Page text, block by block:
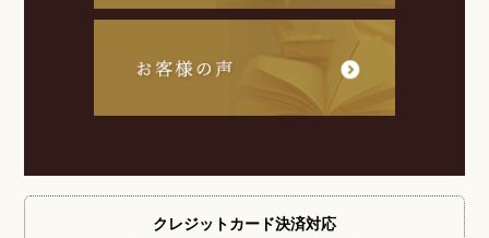
クレジットカード決済対応